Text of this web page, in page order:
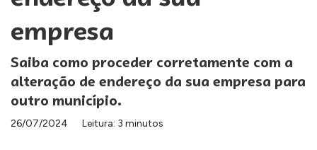
empresa
Saiba como proceder corretamente com a
alteração de endereço da sua empresa para
outro município.
26/07/2024 Leitura: 3 minutos